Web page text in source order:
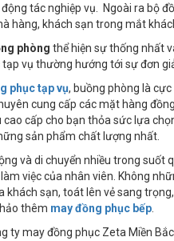
tác nghiệp vụ. Ngoài ra bộ
hàng, khách sạn trong mắt
phòng thể hiện sự thống nhất
vụ thường hướng tới sự đơn
phục tạp vụ, buồng phòng là
cung cấp các mặt hàng
cấp cho bạn thỏa sức lựa
sản phẩm chất lượng nhất.
và di chuyển nhiều trong
việc của nhân viên. Không
khách sạn, toát lên vẻ sang
thêm may đồng phục bếp
ty may đồng phục Zeta Miền